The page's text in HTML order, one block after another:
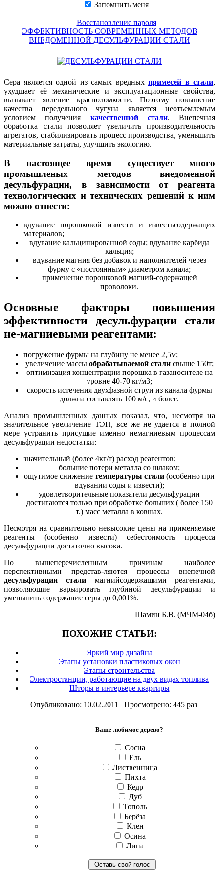
Запомнить меня
Восстановление пароля
ЭФФЕКТИВНОСТЬ СОВРЕМЕННЫХ МЕТОДОВ
ВНЕДОМЕННОЙ ДЕСУЛЬФУРАЦИИ СТАЛИ
Сера является одной из самых вредных примесей в стали,
ухудшает её механические и эксплуатационные свойства,
вызывает явление красноломкости. Поэтому повышение
качества передельного чугуна является неотъемлемым
условием получения качественной стали. Внепечная
обработка стали позволяет увеличить производительность
агрегатов, стабилизировать процесс производства, уменьшить
материальные затраты, улучшить экологию.
В настоящее время существует много
промышленых методов внедоменной
десульфурации, в зависимости от реагента
технологических и технических решений к ним
можно отнести:
вдувание порошковой извести и известьсодержащих
материалов;
вдувание кальцинированной соды; вдувание карбида
кальция;
вдувание магния без добавок и наполнителей через
фурму с «постоянным» диаметром канала;
применение порошковой магний-содержащей
проволоки.
Основные факторы повышения
эффективности десульфурации стали
не-магниевыми реагентами:
погружение фурмы на глубину не менее 2,5м;
увеличение массы обрабатываемой сталисвыше 150т;
оптимизация концентрации порошка в газаносителе на
уровне 40-70 кг/м3;
скорость истечения двухфазной струи из канала фурмы
должна составлять 100 м/с, и более.
Анализ промышленных данных показал, что, несмотря на
значительное увеличение ТЭП, все же не удается в полной
мере устранить присущие именно немагниевым процессам
десульфурации недостатки:
значительный (более 4кг/т) расход реагентов;
большие потери металла со шлаком;
ощутимое снижение температуры стали (особенно при
вдувании соды и извести);
удовлетворительные показатели десульфурации
достигаются только при обработке больших ( более 150
т.) масс металла в ковшах.
Несмотря на сравнительно невысокие цены на применяемые
реагенты (особенно извести) себестоимость процесса
десульфурации достаточно высока.
По вышеперечисленным причинам наиболее
перспективными представ-ляются процессы внепечной
десульфурации стали магнийсодержащими реагентами,
позволяющие варьировать глубиной десульфурации и
уменьшить содержание серы до 0,001%.
Шамин Б.В. (МЧМ-04б)
ПОХОЖИЕ СТАТЬИ:
Яркий мир дизайна
Этапы установки пластиковых окон
Этапы строительства
Электростанции, работающие на двух видах топлива
Шторы в интерьере квартиры
Опубликовано: 10.02.2011 Просмотрено: 445 раз
Ваше любимое дерево?
Сосна
Ель
Лиственница
Пихта
Кедр
Дуб
Тополь
Берёза
Клен
Осина
Липа